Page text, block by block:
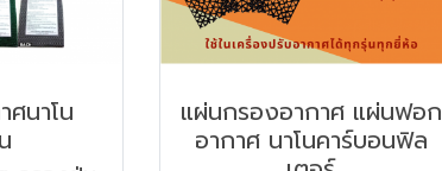
นาโน
แผ่นกรองอากาศ แผ่นฟอก
อากาศ นาโนคาร์บอนฟิล